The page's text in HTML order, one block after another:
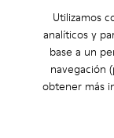
Utilizamos
analíticos y
base a un
navegación
obtener más